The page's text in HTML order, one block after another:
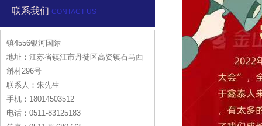
联系我们 CONTACT US
镇4556银河国际
地址：江苏省镇江市丹徒区高资镇石马西
斛村296号
联系人：朱先生
手机：18014503512
电话：0511-83125183